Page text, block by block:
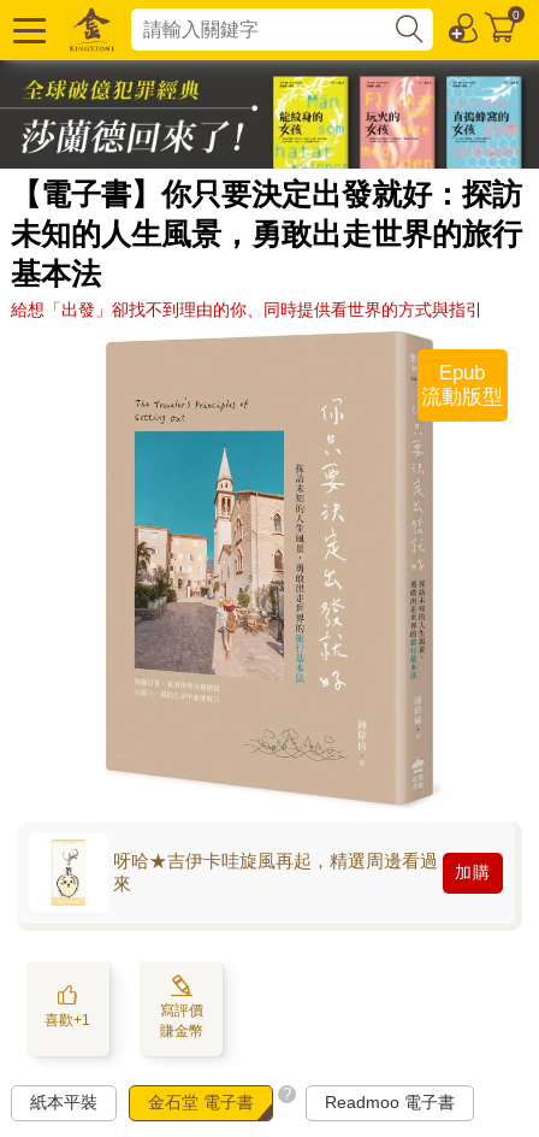
0
【電子書】你只要決定出發就好：探訪
未知的人生風景，勇敢出走世界的旅行
基本法
給想「出發」卻找不到理由的你、同時提供看世界的方式與指引
Epub
流動版型
呀哈★吉伊卡哇旋風再起，精選周邊看過
來
加購
喜歡+1
寫評價
賺金幣
紙本平裝 金石堂 電子書 ? Readmoo 電子書